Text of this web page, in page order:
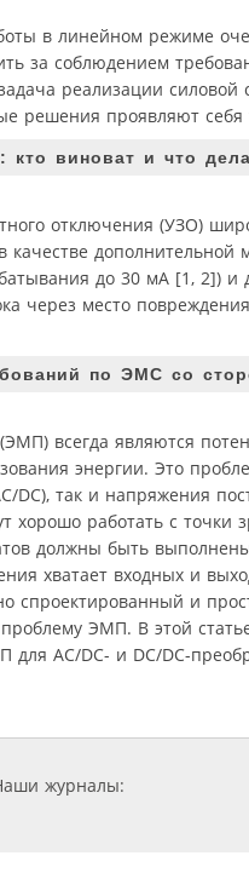
в линейном режиме
за соблюдением
реализации
решения проявляют себя
виноват и что
отключения (УЗО)
до 30 мА [1, 2]) и
через место
по ЭМС со
всегда являются
энергии. Это
DC), так и напряжения
хорошо работать с
должны быть
хватает входных и
спроектированный и
проблему ЭМП. В этой
для AC/DC- и DC/DC-
журналы: